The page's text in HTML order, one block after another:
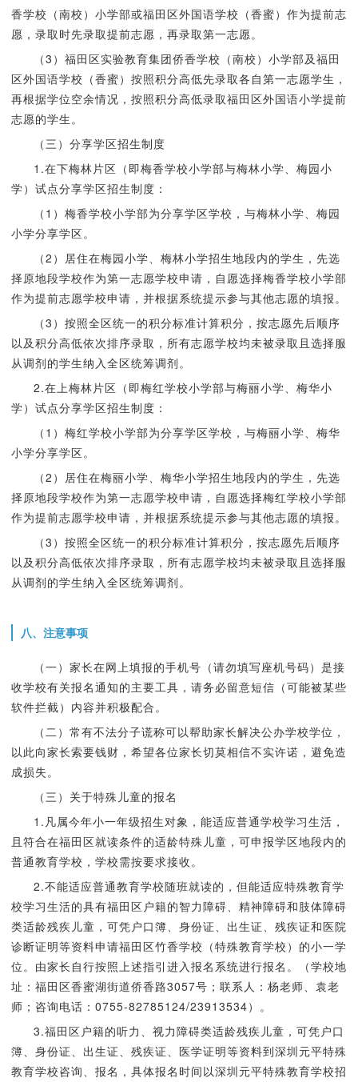
香学校（南校）小学部或福田区外国语学校（香蜜）作为提前志
愿，录取时先录取提前志愿，再录取第一志愿。
（3）福田区实验教育集团侨香学校（南校）小学部及福田
区外国语学校（香蜜）按照积分高低先录取各自第一志愿学生，
再根据学位空余情况，按照积分高低录取福田区外国语小学提前
志愿的学生。
（三）分享学区招生制度
1.在下梅林片区（即梅香学校小学部与梅林小学、梅园小
学）试点分享学区招生制度：
（1）梅香学校小学部为分享学区学校，与梅林小学、梅园
小学分享学区。
（2）居住在梅园小学、梅林小学招生地段内的学生，先选
择原地段学校作为第一志愿学校申请，自愿选择梅香学校小学部
作为提前志愿学校申请，并根据系统提示参与其他志愿的填报。
（3）按照全区统一的积分标准计算积分，按志愿先后顺序
以及积分高低依次排序录取，所有志愿学校均未被录取且选择服
从调剂的学生纳入全区统筹调剂。
2.在上梅林片区（即梅红学校小学部与梅丽小学、梅华小
学）试点分享学区招生制度：
（1）梅红学校小学部为分享学区学校，与梅丽小学、梅华
小学分享学区。
（2）居住在梅丽小学、梅华小学招生地段内的学生，先选
择原地段学校作为第一志愿学校申请，自愿选择梅红学校小学部
作为提前志愿学校申请，并根据系统提示参与其他志愿的填报。
（3）按照全区统一的积分标准计算积分，按志愿先后顺序
以及积分高低依次排序录取，所有志愿学校均未被录取且选择服
从调剂的学生纳入全区统筹调剂。
八、注意事项
（一）家长在网上填报的手机号（请勿填写座机号码）是接
收学校有关报名通知的主要工具，请务必留意短信（可能被某些
软件拦截）内容并积极配合。
（二）常有不法分子谎称可以帮助家长解决公办学校学位，
以此向家长索要钱财，希望各位家长切莫相信不实许诺，避免造
成损失。
（三）关于特殊儿童的报名
1.凡属今年小一年级招生对象，能适应普通学校学习生活，
且符合在福田区就读条件的适龄特殊儿童，可申报学区地段内的
普通教育学校，学校需按要求接收。
2.不能适应普通教育学校随班就读的，但能适应特殊教育学
校学习生活的具有福田区户籍的智力障碍、精神障碍和肢体障碍
类适龄残疾儿童，可凭户口簿、身份证、出生证、残疾证和医院
诊断证明等资料申请福田区竹香学校（特殊教育学校）的小一学
位。由家长自行按照上述指引进入报名系统进行报名。（学校地
址：福田区香蜜湖街道侨香路3057号；联系人：杨老师、袁老
师；咨询电话：0755-82785124/23913534）。
3.福田区户籍的听力、视力障碍类适龄残疾儿童，可凭户口
簿、身份证、出生证、残疾证、医学证明等资料到深圳元平特殊
教育学校咨询、报名，具体报名时间以深圳元平特殊教育学校招